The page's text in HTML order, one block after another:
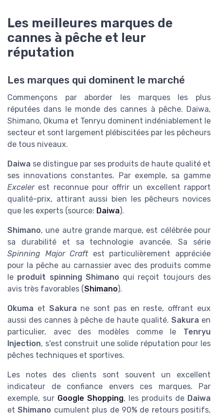
Les meilleures marques de
cannes à pêche et leur
réputation
Les marques qui dominent le marché
Commençons par aborder les marques les plus
réputées dans le monde des cannes à pêche. Daiwa,
Shimano, Okuma et Tenryu dominent indéniablement le
secteur et sont largement plébiscitées par les pêcheurs
de tous niveaux.
Daiwa se distingue par ses produits de haute qualité et
ses innovations constantes. Par exemple, sa gamme
Excelerest reconnue pour offrir un excellent rapport
qualité-prix, attirant aussi bien les pêcheurs novices
que les experts (source: Daiwa).
Shimano, une autre grande marque, est célébrée pour
sa durabilité et sa technologie avancée. Sa série
Spinning Major Craftest particulièrement appréciée
pour la pêche au carnassier avec des produits comme
le produit spinning Shimano qui reçoit toujours des
avis très favorables (Shimano).
Okuma et Sakura ne sont pas en reste, offrant eux
aussi des cannes à pêche de haute qualité. Sakura en
particulier, avec des modèles comme le Tenryu
Injection, s'est construit une solide réputation pour les
pêches techniques et sportives.
Les notes des clients sont souvent un excellent
indicateur de confiance envers ces marques. Par
exemple, sur Google Shopping, les produits de Daiwa
etShimano cumulent plus de 90% de retours positifs,